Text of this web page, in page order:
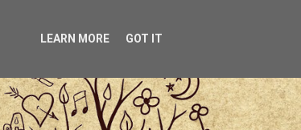
LEARN MORE GOT IT